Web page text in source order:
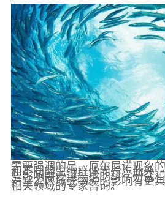
需要强调的是，厄尔尼诺现象
和不同的生物群体而异。此外
些影响需要进一步的科学研究
对特定区域或物种的影响有更
相关领域的专家咨询。